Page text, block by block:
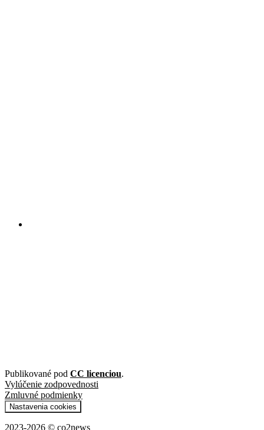
Publikované pod CC licenciou.
Vylúčenie zodpovednosti
Zmluvné podmienky
Nastavenia cookies
2023-2026 © co2news